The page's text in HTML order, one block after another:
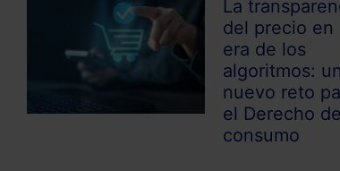
La
del precio en
era de los
algoritmos: un
nuevo reto
el Derecho de
consumo